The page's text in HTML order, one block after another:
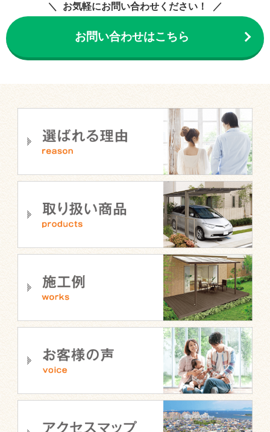
お気軽にお問い合わせください！
お問い合わせはこちら